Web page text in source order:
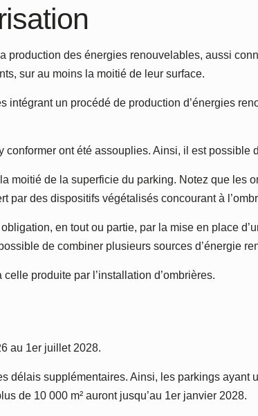
production des énergies renouvelables, aussi
sur au moins la moitié de leur surface.
intégrant un procédé de production d’énergies
ont été assouplies. Ainsi, il est possible
moitié de la superficie du parking. Notez que les
par des dispositifs végétalisés concourant à
en tout ou partie, par la mise en place
de combiner plusieurs sources d’énergie
produite par l’installation d’ombrières.
au 1er juillet 2028.
délais supplémentaires. Ainsi, les parkings ayant
de 10 000 m² auront jusqu’au 1er janvier 2028.